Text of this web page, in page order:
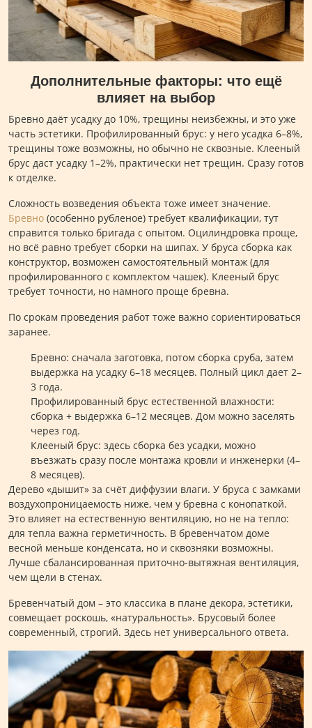
Дополнительные факторы: что ещё
влияет на выбор
Бревно даёт усадку до 10%, трещины неизбежны, и это уже
часть эстетики. Профилированный брус: у него усадка 6–8%,
трещины тоже возможны, но обычно не сквозные. Клееный
брус даст усадку 1–2%, практически нет трещин. Сразу готов
к отделке.
Сложность возведения объекта тоже имеет значение.
Бревно (особенно рубленое) требует квалификации, тут
справится только бригада с опытом. Оцилиндровка проще,
но всё равно требует сборки на шипах. У бруса сборка как
конструктор, возможен самостоятельный монтаж (для
профилированного с комплектом чашек). Клееный брус
требует точности, но намного проще бревна.
По срокам проведения работ тоже важно сориентироваться
заранее.
Бревно: сначала заготовка, потом сборка сруба, затем
выдержка на усадку 6–18 месяцев. Полный цикл дает 2–
3 года.
Профилированный брус естественной влажности:
сборка + выдержка 6–12 месяцев. Дом можно заселять
через год.
Клееный брус: здесь сборка без усадки, можно
въезжать сразу после монтажа кровли и инженерки (4–
8 месяцев).
Дерево «дышит» за счёт диффузии влаги. У бруса с замками
воздухопроницаемость ниже, чем у бревна с конопаткой.
Это влияет на естественную вентиляцию, но не на тепло:
для тепла важна герметичность. В бревенчатом доме
весной меньше конденсата, но и сквозняки возможны.
Лучше сбалансированная приточно-вытяжная вентиляция,
чем щели в стенах.
Бревенчатый дом – это классика в плане декора, эстетики,
совмещает роскошь, «натуральность». Брусовый более
современный, строгий. Здесь нет универсального ответа.